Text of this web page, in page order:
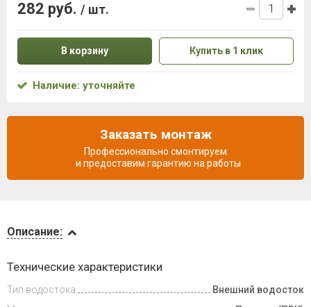
и оплата
Описание:
Технические характеристики
Тип водостока
Внешний водосток
282 руб. / шт.
В корзину Купить в 1 клик
Наличие: уточняйте
Заказать монтаж
Профессионально смонтируем
и предоставим гарантию на работы